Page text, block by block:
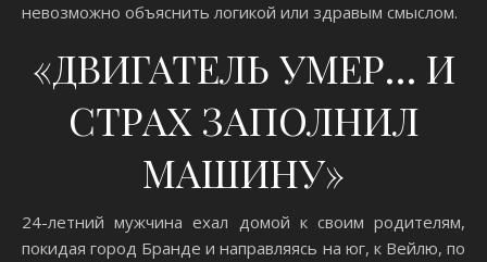
невозможно объяснить логикой или здравым смыслом.
«ДВИГАТЕЛЬ УМЕР… И
СТРАХ ЗАПОЛНИЛ
МАШИНУ»
24-летний мужчина ехал домой к своим родителям,
покидая город Бранде и направляясь на юг, к Вейлю, по